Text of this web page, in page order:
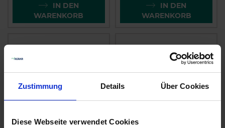
Zustimmung Details Über Cookies
Diese Webseite verwendet Cookies
IN DEN
WARENKORB
IN DEN
WARENKORB